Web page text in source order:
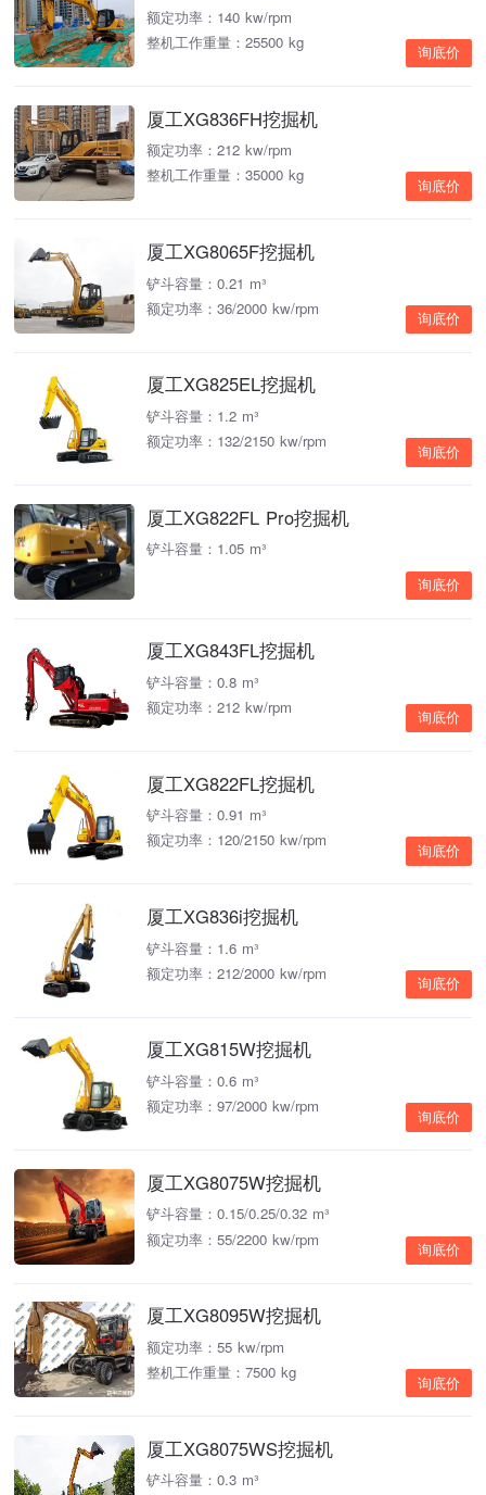
额定功率：140 kw/rpm
整机工作重量：25500 kg
询底价
厦工XG836FH挖掘机
额定功率：212 kw/rpm
整机工作重量：35000 kg
询底价
厦工XG8065F挖掘机
铲斗容量：0.21 m³
额定功率：36/2000 kw/rpm
询底价
厦工XG825EL挖掘机
铲斗容量：1.2 m³
额定功率：132/2150 kw/rpm
询底价
厦工XG822FL Pro挖掘机
铲斗容量：1.05 m³
询底价
厦工XG843FL挖掘机
铲斗容量：0.8 m³
额定功率：212 kw/rpm
询底价
厦工XG822FL挖掘机
铲斗容量：0.91 m³
额定功率：120/2150 kw/rpm
询底价
厦工XG836i挖掘机
铲斗容量：1.6 m³
额定功率：212/2000 kw/rpm
询底价
厦工XG815W挖掘机
铲斗容量：0.6 m³
额定功率：97/2000 kw/rpm
询底价
厦工XG8075W挖掘机
铲斗容量：0.15/0.25/0.32 m³
额定功率：55/2200 kw/rpm
询底价
厦工XG8095W挖掘机
额定功率：55 kw/rpm
整机工作重量：7500 kg
询底价
厦工XG8075WS挖掘机
铲斗容量：0.3 m³